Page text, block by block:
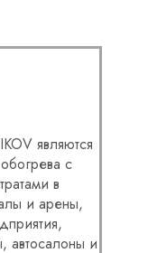
являются
с
в
и арены,
автосалоны и